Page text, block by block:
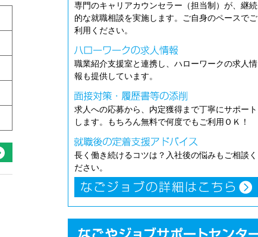
専門のキャリアカウンセラー（担当制）が、継続
的な就職相談を実施します。ご自身のペースでご
利用ください。
職業紹介支援室と連携し、ハローワークの求人情
報も提供しています。
求人への応募から、内定獲得まで丁寧にサポート
します。もちろん無料で何度でもご利用ＯＫ！
長く働き続けるコツは？入社後の悩みもご相談く
ださい。